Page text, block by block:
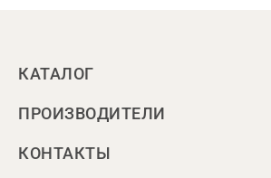
КАТАЛОГ
ПРОИЗВОДИТЕЛИ
КОНТАКТЫ